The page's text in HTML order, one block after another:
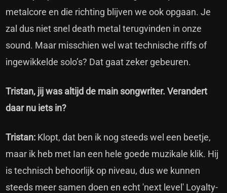
metalcore en die richting blijven we ook opgaan. Je
zal dus niet snel death metal terugvinden in onze
sound. Maar misschien wel wat technische riffs of
ingewikkelde solo’s? Dat gaat zeker gebeuren.
Tristan, jij was altijd de main songwriter. Verandert
daar nu iets in?
Tristan: Klopt, dat ben ik nog steeds wel een beetje,
maar ik heb met Ian een hele goede muzikale klik. Hij
is technisch behoorlijk op niveau, dus we kunnen
steeds meer samen doen en echt 'next level' Loyalty-